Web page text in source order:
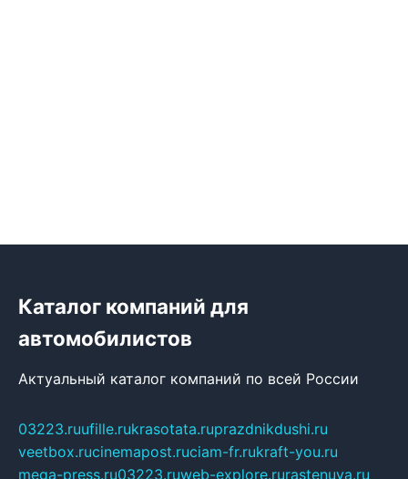
Каталог компаний для
автомобилистов
Актуальный каталог компаний по всей России
03223.ruufille.rukrasotata.ruprazdnikdushi.ru
veetbox.rucinemapost.ruciam-fr.rukraft-you.ru
mega-press.ru03223.ruweb-explore.rurastenuya.ru